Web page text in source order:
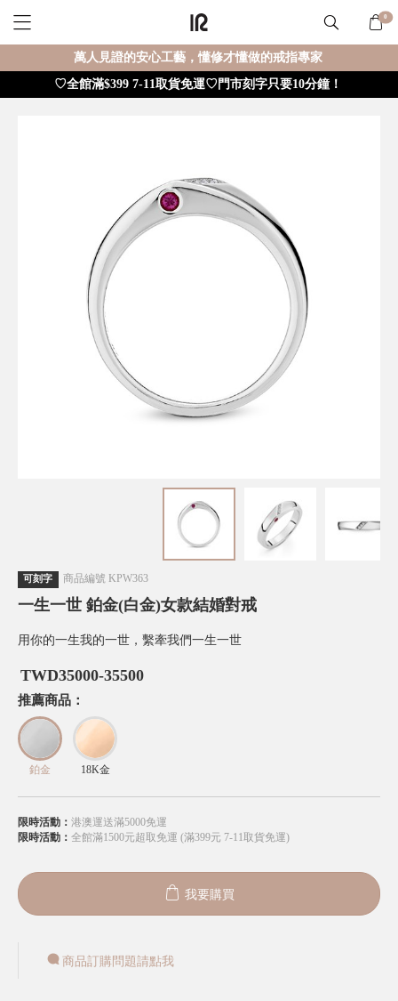
0
萬人見證的安心工藝，懂修才懂做的戒指專家
♡全館滿$399 7-11取貨免運♡門市刻字只要10分鐘！
可刻字 商品編號 KPW363
一生一世 鉑金(白金)女款結婚對戒
用你的一生我的一世，繫牽我們一生一世
TWD35000-35500
推薦商品：
鉑金 18K金
限時活動： 港澳運送滿5000免運
限時活動： 全館滿1500元超取免運 (滿399元 7-11取貨免運)
我要購買
商品訂購問題請點我